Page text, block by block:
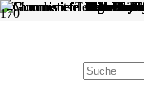
Fluffy